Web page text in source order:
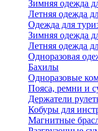
Зимняя одежда
Летняя одежда
Одежда для
Зимняя одежда
Летняя одежда
Одноразовая
Бахилы
Одноразовые
Пояса, ремни и
Держатели
Кобуры для
Магнитные